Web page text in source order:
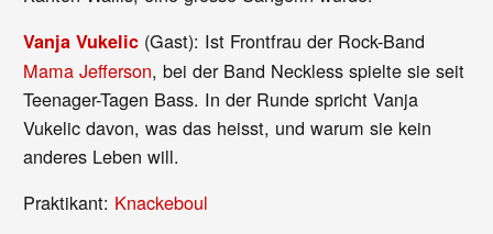
Vanja Vukelic (Gast): Ist Frontfrau der Rock-Band
Mama Jefferson, bei der Band Neckless spielte sie seit
Teenager-Tagen Bass. In der Runde spricht Vanja
Vukelic davon, was das heisst, und warum sie kein
anderes Leben will.
Praktikant: Knackeboul